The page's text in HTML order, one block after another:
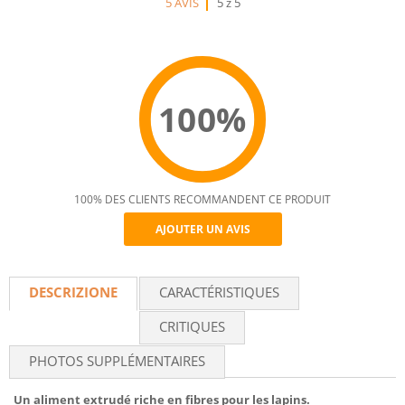
100%
Recommend
100% DES CLIENTS RECOMMANDENT CE PRODUIT
AJOUTER UN AVIS
DESCRIZIONE
CARACTÉRISTIQUES
CRITIQUES
PHOTOS SUPPLÉMENTAIRES
Un aliment extrudé riche en fibres pour les lapins.